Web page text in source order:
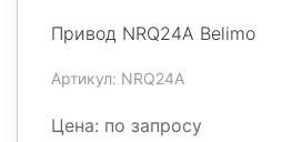
Привод NRQ24A Belimo
Артикул: NRQ24A
Цена: по запросу